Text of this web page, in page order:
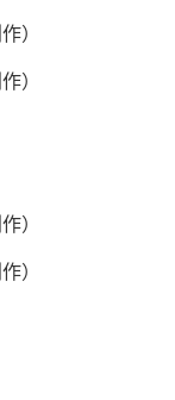
）
）
）
）